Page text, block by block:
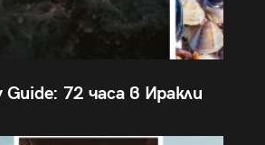
Guide: 72 часа в Иракли